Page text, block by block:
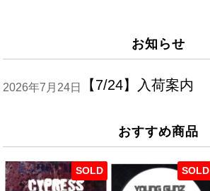
お知らせ
【7/24】入荷案内
2026年7月24日
おすすめ商品
SOLD SOLD